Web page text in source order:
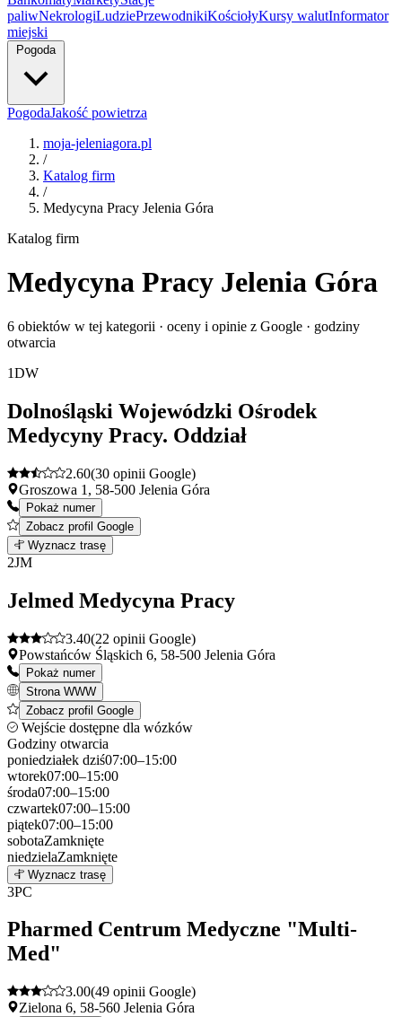
paliwNekrologiLudziePrzewodnikiKościołyKursy walutInformator
miejski
Pogoda
PogodaJakość powietrza
moja-jeleniagora.pl
/
Katalog firm
/
Medycyna Pracy Jelenia Góra
Katalog firm
Medycyna Pracy Jelenia Góra
6 obiektów w tej kategorii · oceny i opinie z Google · godziny
otwarcia
1DW
Dolnośląski Wojewódzki Ośrodek
Medycyny Pracy. Oddział
2.60(30 opinii Google)
Groszowa 1, 58-500 Jelenia Góra
Pokaż numer
Zobacz profil Google
+
−
Wyznacz trasę
2JM
Jelmed Medycyna Pracy
3.40(22 opinii Google)
Powstańców Śląskich 6, 58-500 Jelenia Góra
Pokaż numer
Strona WWW
Zobacz profil Google
Wejście dostępne dla wózków
Godziny otwarcia
poniedziałek dziś07:00–15:00
wtorek07:00–15:00
środa07:00–15:00
czwartek07:00–15:00
piątek07:00–15:00
sobotaZamknięte
niedzielaZamknięte
+
Wyznacz trasę
3PC
Pharmed Centrum Medyczne "Multi-
Med"
3.00(49 opinii Google)
Zielona 6, 58-560 Jelenia Góra